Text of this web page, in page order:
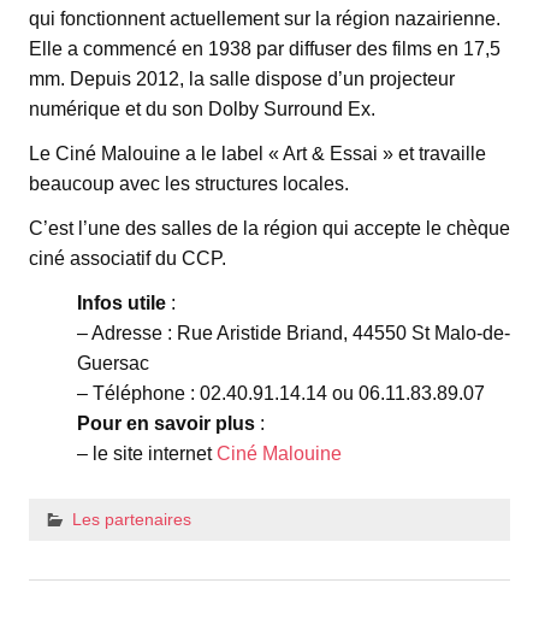
qui fonctionnent actuellement sur la région nazairienne.
Elle a commencé en 1938 par diffuser des films en 17,5
mm. Depuis 2012, la salle dispose d’un projecteur
numérique et du son Dolby Surround Ex.
Le Ciné Malouine a le label « Art & Essai » et travaille
beaucoup avec les structures locales.
C’est l’une des salles de la région qui accepte le chèque
ciné associatif du CCP.
Infos utile :
– Adresse : Rue Aristide Briand, 44550 St Malo-de-
Guersac
– Téléphone : 02.40.91.14.14 ou 06.11.83.89.07
Pour en savoir plus :
– le site internetCiné Malouine
Les partenaires